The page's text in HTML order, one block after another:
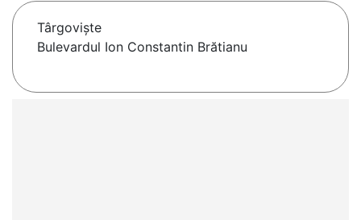
Târgovişte
Bulevardul Ion Constantin Brătianu